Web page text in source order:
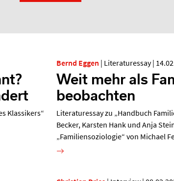
Klassikers“
Bernd Eggen | Literaturessay|
Weit mehr als
beobachten
Literaturessay zu „Handbuch
Becker, Karsten Hank und Anja
„Familiensoziologie“ von Michael